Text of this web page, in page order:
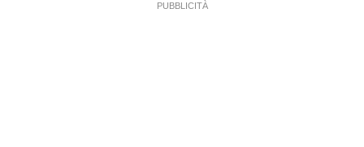
PUBBLICITÀ